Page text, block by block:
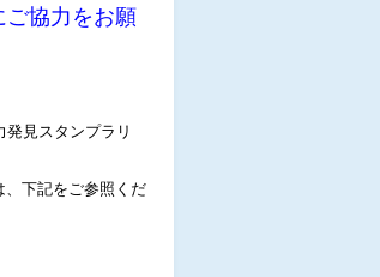
ご協力をお願
見スタンプラリ
、下記をご参照くだ